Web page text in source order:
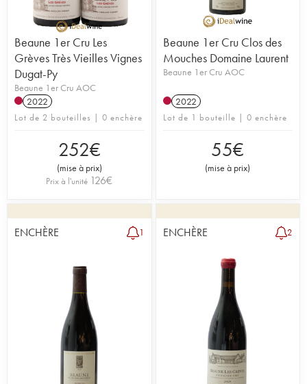
Beaune 1er Cru Les
Grèves Très Vieilles Vignes
Dugat-Py
Beaune 1er Cru AOC
2022
Lot de 2 bouteilles | 0 enchère
252€
(mise à prix)
Prix à l'unité 126€
Beaune 1er Cru Clos des
Mouches Domaine Laurent
Beaune 1er Cru AOC
2022
Lot de 1 bouteille | 0 enchère
55€
(mise à prix)
ENCHÈRE 1 ENCHÈRE 2